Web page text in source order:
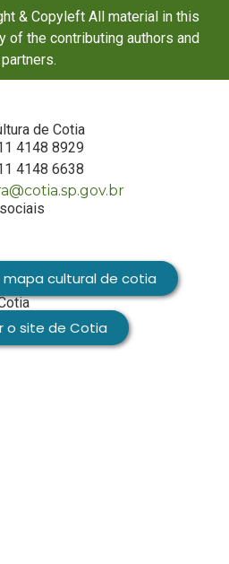
& Copyleft All material in this
of the contributing authors and
partners.
de Cotia
4148 8929
4148 6638
cultural de cotia
o site de Cotia